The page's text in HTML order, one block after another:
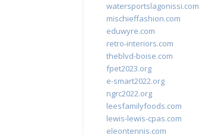
watersportslagonissi.com
mischieffashion.com
eduwyre.com
retro-interiors.com
theblvd-boise.com
fpet2023.org
e-smart2022.org
ngrc2022.org
leesfamilyfoods.com
lewis-lewis-cpas.com
eleontennis.com